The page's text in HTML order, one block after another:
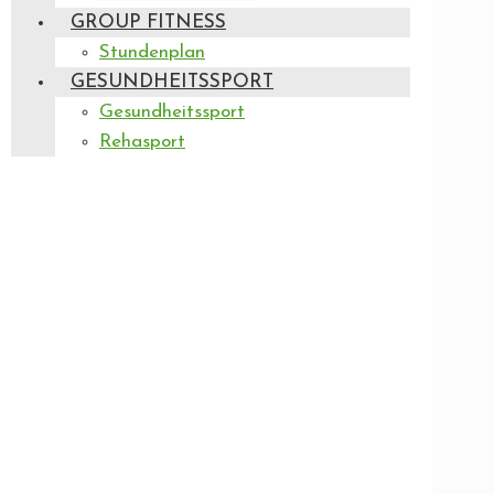
GROUP FITNESS
Stundenplan
GESUNDHEITSSPORT
Gesundheitssport
Rehasport